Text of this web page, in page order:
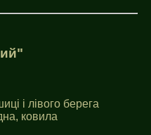
i лівого берега
ковила